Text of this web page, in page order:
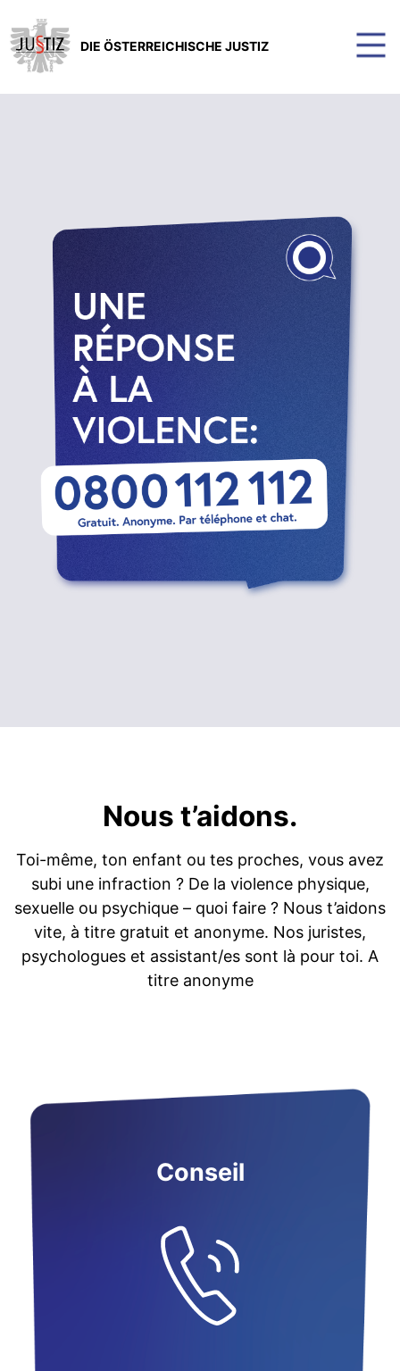
DIE ÖSTERREICHISCHE JUSTIZ
Nous t’aidons.
Toi-même, ton enfant ou tes proches, vous avez
subi une infraction ? De la violence physique,
sexuelle ou psychique – quoi faire ? Nous t’aidons
vite, à titre gratuit et anonyme. Nos juristes,
psychologues et assistant/es sont là pour toi. A
titre anonyme
Conseil